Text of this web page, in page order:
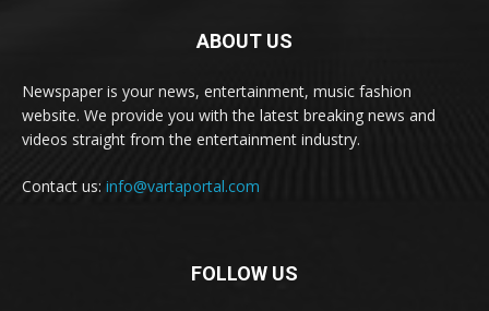
ABOUT US
Newspaper is your news, entertainment, music fashion
website. We provide you with the latest breaking news and
videos straight from the entertainment industry.
Contact us: info@vartaportal.com
FOLLOW US